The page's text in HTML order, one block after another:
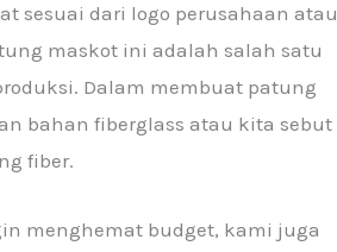
sesuai dari logo perusahaan atau
maskot ini adalah salah satu
Dalam membuat patung
bahan fiberglass atau kita sebut
fiber.
menghemat budget, kami juga